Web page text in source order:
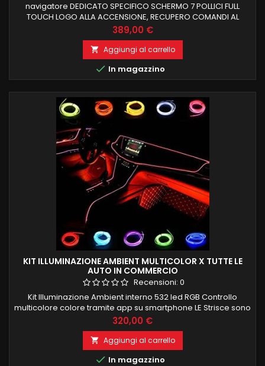
navigatore DEDICATO SPECIFICO SCHERMO 7 POLLICI FULL
TOUCH LOGO ALLA ACCENSIONE, RECUPERO COMANDI AL
VOLANTE 2 GB RAM 32 GB ROM ANDROID 9.0 FUNZIONE
MIRRORLINK COMPATIBILE MODULO DAB+WIFI
INTEGRATO BLUETOOTH INTEGRATO ingresso camera e aux
Prezzo
389,00 €
 Aggiungi al carrello
 In magazzino
KIT ILLUMINAZIONE AMBIENT MULTICOLOR X TUTTE LE
AUTO IN COMMERCIO
Recensioni: 0
Kit Illuminazione Ambient interno 532 led RGB Controllo
multicolore colore tramite app su smartphone LE Strisce sono
composte de 100 led interni per una corretta ed uniforme
illuminazione e si possono anche tagliare a misura Kit è
composto da: 4 strisce porte 4 maniglie 4 portaoggetti porte
4 tappetini piedi 1 cruscotto frontale 4 PEZZI 75CM 1 PEZZO...
Prezzo
320,00 €
 Aggiungi al carrello
 In magazzino